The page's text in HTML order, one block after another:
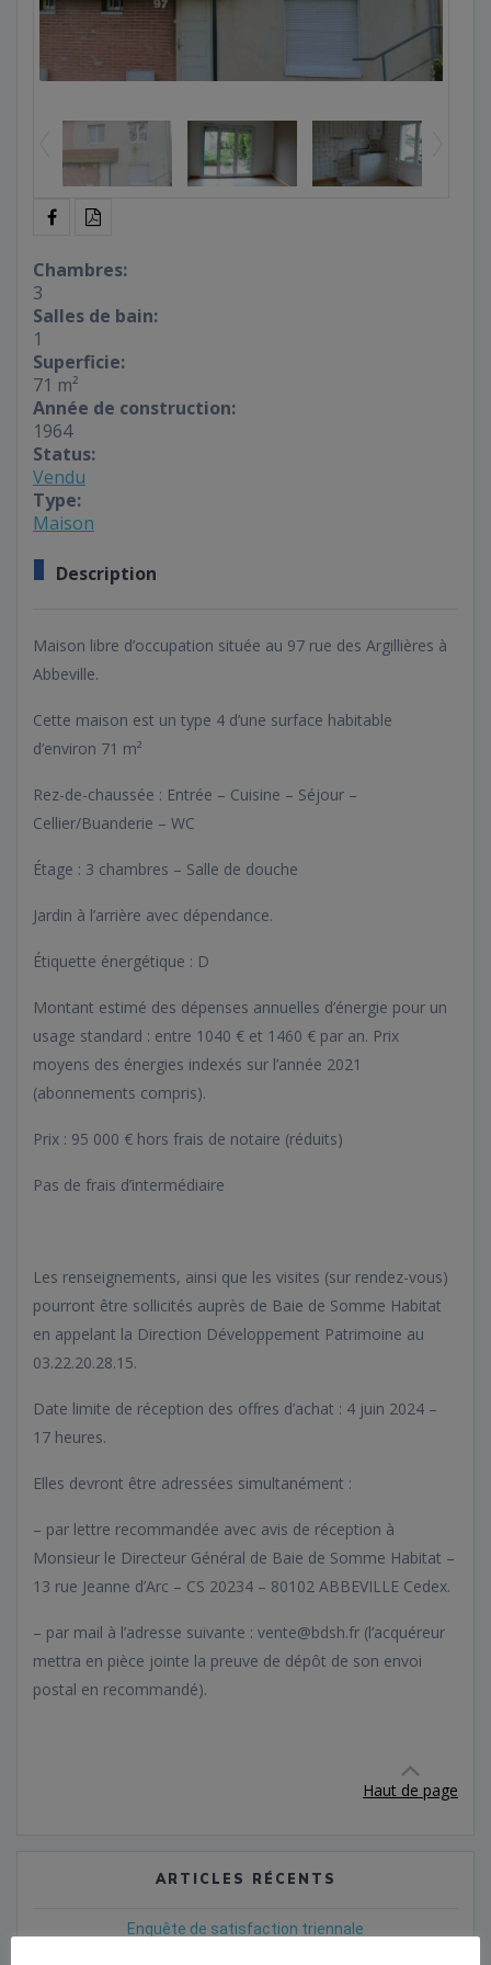
Chambres:
3
Salles de bain:
1
Superficie:
71 m²
Année de construction:
1964
Status:
Vendu
Type:
Maison
Description
Maison libre d’occupation située au 97 rue des Argillières à
Abbeville.
Cette maison est un type 4 d’une surface habitable
d’environ 71 m²
Rez-de-chaussée : Entrée – Cuisine – Séjour –
Cellier/Buanderie – WC
Étage : 3 chambres – Salle de douche
Jardin à l’arrière avec dépendance.
Étiquette énergétique : D
Montant estimé des dépenses annuelles d’énergie pour un
usage standard : entre 1040 € et 1460 € par an. Prix
moyens des énergies indexés sur l’année 2021
(abonnements compris).
Prix : 95 000 € hors frais de notaire (réduits)
Pas de frais d’intermédiaire
Les renseignements, ainsi que les visites (sur rendez-vous)
pourront être sollicités auprès de Baie de Somme Habitat
en appelant la Direction Développement Patrimoine au
03.22.20.28.15.
Date limite de réception des offres d’achat : 4 juin 2024 –
17 heures.
Elles devront être adressées simultanément :
– par lettre recommandée avec avis de réception à
Monsieur le Directeur Général de Baie de Somme Habitat –
13 rue Jeanne d’Arc – CS 20234 – 80102 ABBEVILLE Cedex.
– par mail à l’adresse suivante : vente@bdsh.fr (l’acquéreur
mettra en pièce jointe la preuve de dépôt de son envoi
postal en recommandé).
Haut de page
ARTICLES RÉCENTS
Enquête de satisfaction triennale